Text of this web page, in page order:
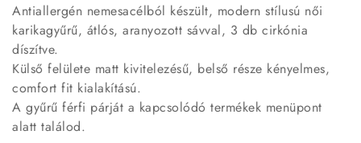
Antiallergén nemesacélból készült, modern stílusú női
karikagyűrű, átlós, aranyozott sávval, 3 db cirkónia
díszítve.
Külső felülete matt kivitelezésű, belső része kényelmes,
comfort fit kialakítású.
A gyűrű férfi párját a kapcsolódó termékek menüpont
alatt találod.